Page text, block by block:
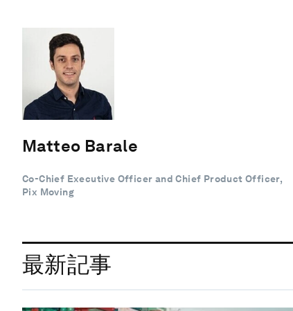
Matteo Barale
Co-Chief Executive Officer and Chief Product Officer,
Pix Moving
最新記事